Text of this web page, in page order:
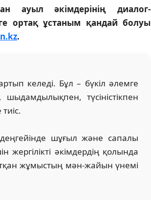
ауыл әкімдерінің диалог-
ортақ ұстаным қандай болуы
.
келеді. Бұл – бүкіл әлемге
түсіністікпен
шұғыл және сапалы
жергілікті әкімдердің қолында
жұмыстың мән-жайын үнемі